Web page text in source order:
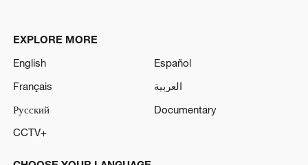
EXPLORE MORE
English
Español
Français
العربية
Русский
Documentary
CCTV+